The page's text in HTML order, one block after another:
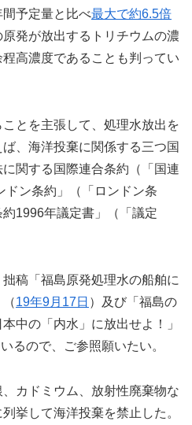
間予定量と比べ最大で約6.5倍
発が放出するトリチウムの濃
高濃度であることも判ってい
とを主張して、処理水放出を
、海洋投棄に関係する三つ国
関する国際連合条約（「国連
ドン条約」（「ロンドン条
1996年議定書」（「議定
稿「福島原発処理水の船舶に
19年9月17日 ）及び「福島の
中の「内水」に放出せよ！」
るので、ご参照願いたい。
、カドミウム、放射性廃棄物な
挙して海洋投棄を禁止した。